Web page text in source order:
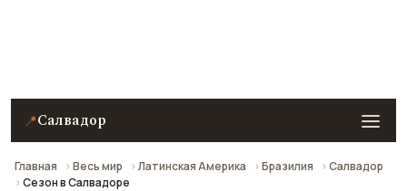
📍Салвадор
Главная Весь мир Латинская Америка Бразилия
Салвадор
Сезон в Салвадоре